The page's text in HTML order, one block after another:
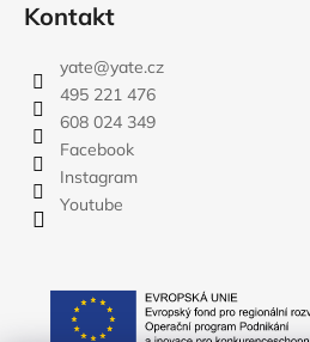
Kontakt
yate@yate.cz
495 221 476
608 024 349
Facebook
Instagram
Youtube